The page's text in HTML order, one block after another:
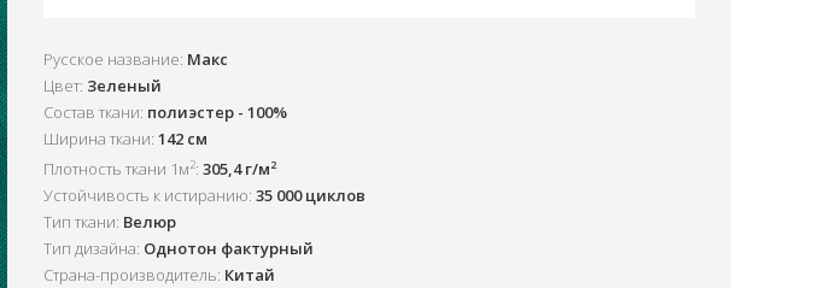
Русское название: Макс
Цвет: Зеленый
Состав ткани: полиэстер - 100%
Ширина ткани: 142 см
Плотность ткани 1м2: 305,4 г/м2
Устойчивость к истиранию: 35 000 циклов
Тип ткани: Велюр
Тип дизайна: Однотон фактурный
Страна-производитель: Китай